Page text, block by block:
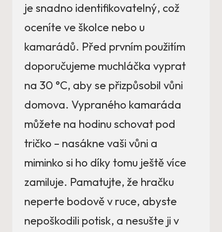
je snadno identifikovatelný, což
oceníte ve školce nebo u
kamarádů. Před prvním použitím
doporučujeme muchláčka vyprat
na 30 °C, aby se přizpůsobil vůni
domova. Vypraného kamaráda
můžete na hodinu schovat pod
tričko – nasákne vaši vůni a
miminko si ho díky tomu ještě více
zamiluje. Pamatujte, že hračku
neperte bodově v ruce, abyste
nepoškodili potisk, a nesušte ji v